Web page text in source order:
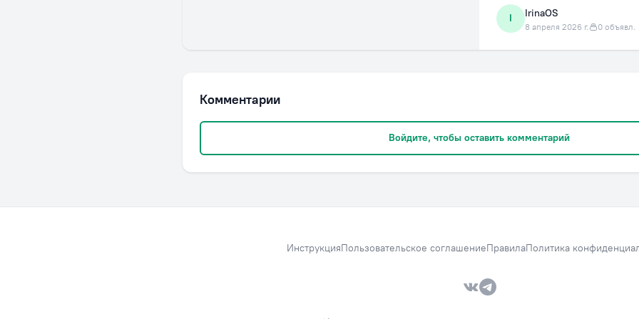
I IrinaOS
8 апреля 2026 г. 0 объявл.
Комментарии
Войдите, чтобы оставить комментарий
ИнструкцияПользовательское соглашениеПравилаПолитика
VK — Вместе дешевле
Telegram — Вместе дешевле